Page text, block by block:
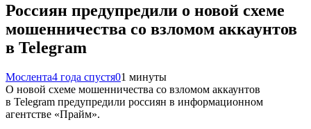
Россиян предупредили о новой схеме
мошенничества со взломом аккаунтов
в Telegram
Мослента4 года спустя01 минуты
О новой схеме мошенничества со взломом аккаунтов
в Telegram предупредили россиян в информационном
агентстве «Прайм».